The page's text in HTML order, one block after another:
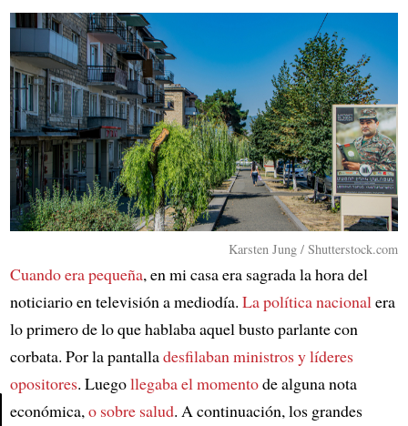
Karsten Jung / Shutterstock.com
Cuando era pequeña, en mi casa era sagrada la hora del
noticiario en televisión a mediodía. La política nacionalera
lo primero de lo que hablaba aquel busto parlante con
corbata. Por la pantalladesfilaban ministros y líderes
opositores. Luegollegaba el momentode alguna nota
económica,o sobre salud. A continuación, los grandes